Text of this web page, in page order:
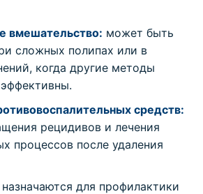
вмешательство: может быть
сложных полипах или в
когда другие методы
средств:
рецидивов и лечения
процессов после удаления
назначаются для профилактики